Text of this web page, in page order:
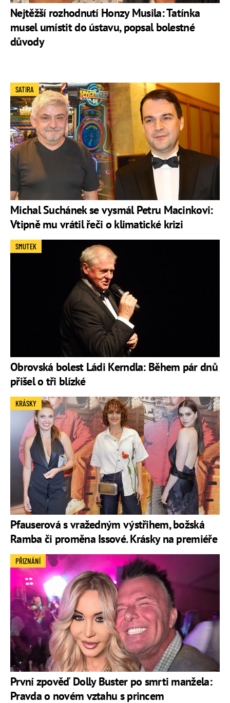
Nejtěžší rozhodnutí Honzy Musila: Tatínka
musel umístit do ústavu, popsal bolestné
důvody
Michal Suchánek se vysmál Petru Macinkovi:
Vtipně mu vrátil řeči o klimatické krizi
SATIRA
Obrovská bolest Ládi Kerndla: Během pár dnů
přišel o tři blízké
SMUTEK
Pfauserová s vražedným výstřihem, božská
Ramba či proměna Issové. Krásky na premiéře
KRÁSKY
První zpověď Dolly Buster po smrti manžela:
Pravda o novém vztahu s princem
PŘIZNÁNÍ